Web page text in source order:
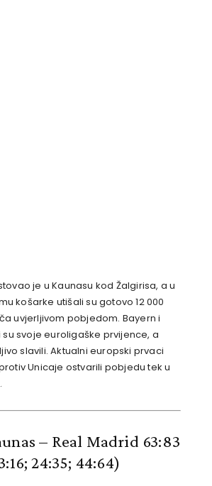
je u Kaunasu kod Žalgirisa, a u
košarke utišali su gotovo 12 000
uvjerljivom pobjedom. Bayern i
svoje euroligaške prvijence, a
slavili. Aktualni europski prvaci
Unicaje ostvarili pobjedu tek u
– Real Madrid 63:83
24:35; 44:64)